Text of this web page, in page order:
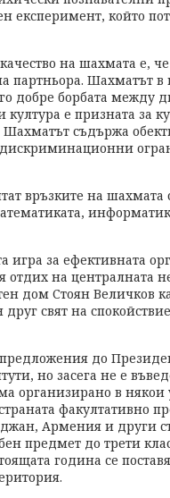
експеримент, който
на шахмата е,
партньора. Шахматът в
добре борбата между
е призната за
Шахматът съдържа
връзките на
игра за ефективната
отдих на централната
дом Стоян Величков
свят на
до
но засега не е
организирано в някои
факултативно
Армения и други
предмет до трети
година се